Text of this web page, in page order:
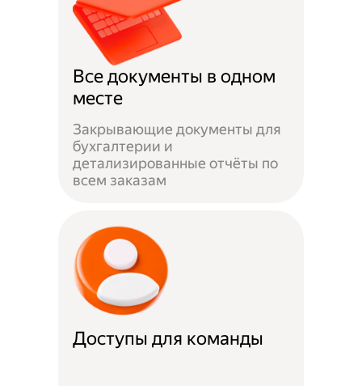
Все документы в одном
месте
Закрывающие документы для
бухгалтерии и
детализированные отчёты по
всем заказам
Доступы для команды